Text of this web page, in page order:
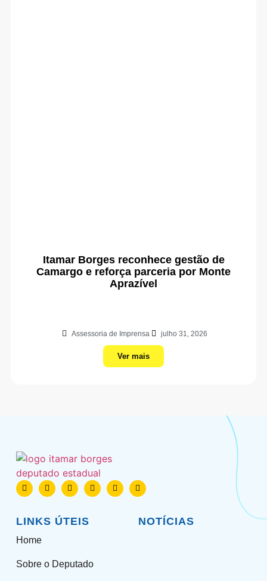
Itamar Borges reconhece gestão de
Camargo e reforça parceria por Monte
Aprazível
Assessoria de Imprensa julho 31, 2026
Ver mais
LINKS ÚTEIS
Home
Sobre o Deputado
NOTÍCIAS